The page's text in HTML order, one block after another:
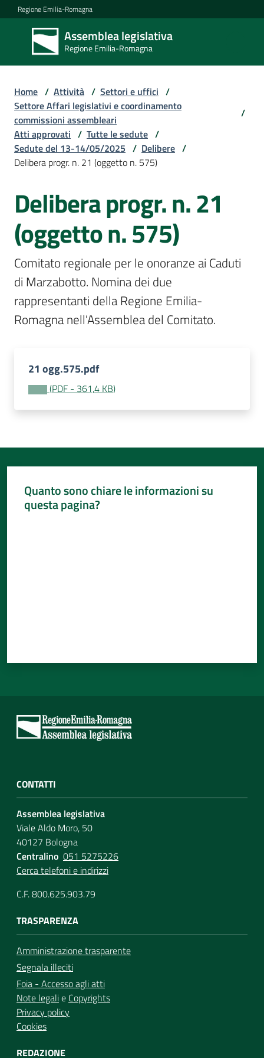
Vai al contenuto
Vai alla navigazione
Vai al footer
Regione Emilia-Romagna
Assemblea legislativa
Regione Emilia-Romagna
Assemblea
legislativa
Regione Emilia-
Assemblea
Argomenti
Per
i
media
Per
Home / Attività / Settori e uffici /
Settore Affari legislativi e coordinamento
commissioni assembleari
/
Atti approvati / Tutte le sedute /
Sedute del 13-14/05/2025 / Delibere /
Delibera progr. n. 21 (oggetto n. 575)
Delibera progr. n. 21
(oggetto n. 575)
Comitato regionale per le onoranze ai Caduti
di Marzabotto. Nomina dei due
rappresentanti della Regione Emilia-
Romagna nell'Assemblea del Comitato.
21 ogg.575.pdf
(PDF - 361,4 KB)
Quanto sono chiare le informazioni su
questa pagina?
CONTATTI
Assemblea legislativa
Viale Aldo Moro, 50
40127 Bologna
Centralino 051 5275226
Cerca telefoni e indirizzi
C.F. 800.625.903.79
TRASPARENZA
Amministrazione trasparente
Segnala illeciti
Foia - Accesso agli atti
Note legalie Copyrights
Privacy policy
Cookies
REDAZIONE